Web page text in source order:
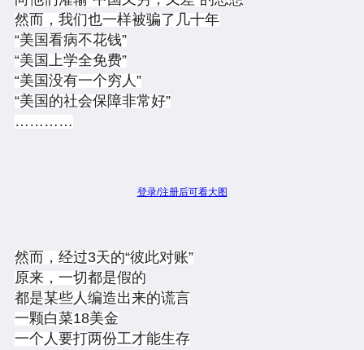
然而，我们也一样被骗了几十年
“美国看病不花钱”
“美国上学全免费”
“美国没有一个穷人”
“美国的社会保障非常好”
…………
登录/注册后可看大图
然而，经过3天的“彼此对账”
原来，一切都是假的
都是某些人编造出来的谎言
一颗白菜18美金
一个人要打两份工才能生存